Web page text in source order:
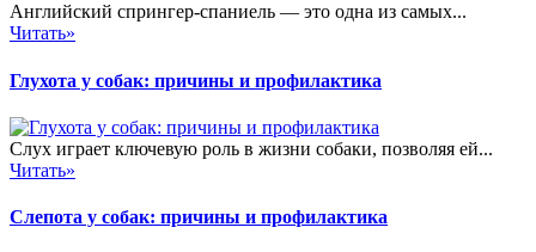
Английский спрингер-спаниель — это одна из самых...
Читать»
Глухота у собак: причины и профилактика
Слух играет ключевую роль в жизни собаки, позволяя ей...
Читать»
Слепота у собак: причины и профилактика